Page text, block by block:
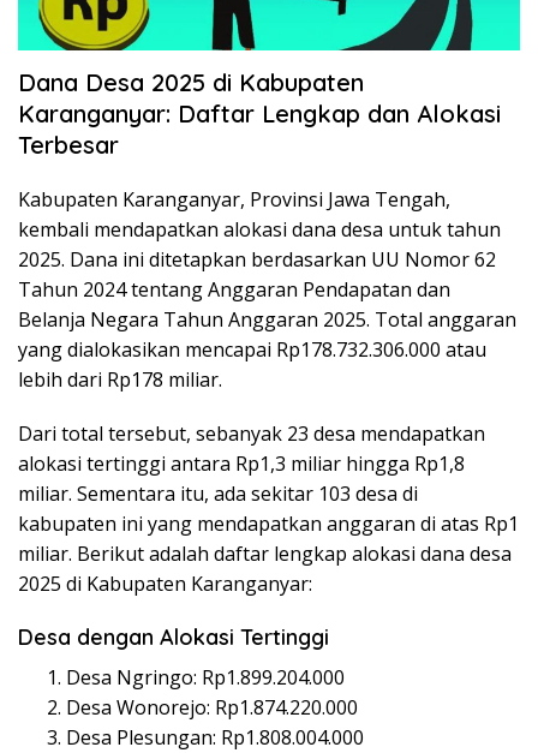
Dana Desa 2025 di Kabupaten
Karanganyar: Daftar Lengkap dan Alokasi
Terbesar
Kabupaten Karanganyar, Provinsi Jawa Tengah,
kembali mendapatkan alokasi dana desa untuk tahun
2025. Dana ini ditetapkan berdasarkan UU Nomor 62
Tahun 2024 tentang Anggaran Pendapatan dan
Belanja Negara Tahun Anggaran 2025. Total anggaran
yang dialokasikan mencapai Rp178.732.306.000 atau
lebih dari Rp178 miliar.
Dari total tersebut, sebanyak 23 desa mendapatkan
alokasi tertinggi antara Rp1,3 miliar hingga Rp1,8
miliar. Sementara itu, ada sekitar 103 desa di
kabupaten ini yang mendapatkan anggaran di atas Rp1
miliar. Berikut adalah daftar lengkap alokasi dana desa
2025 di Kabupaten Karanganyar:
Desa dengan Alokasi Tertinggi
Desa Ngringo: Rp1.899.204.000
Desa Wonorejo: Rp1.874.220.000
Desa Plesungan: Rp1.808.004.000